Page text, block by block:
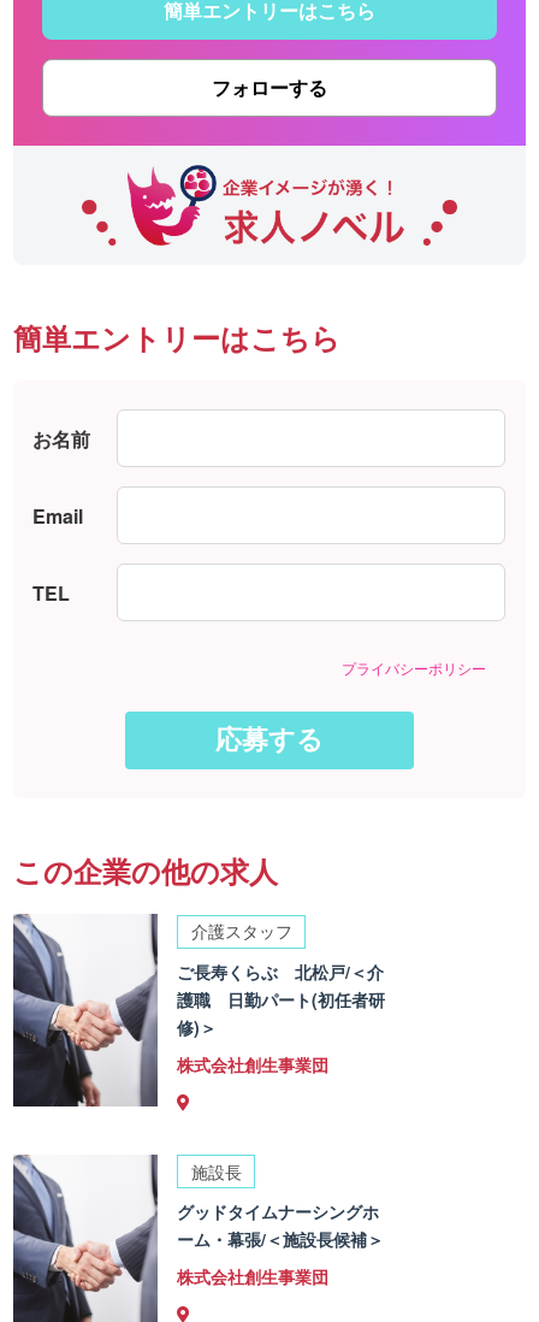
簡単エントリーはこちら
フォローする
簡単エントリーはこちら
お名前
Email
TEL
プライバシーポリシー
この企業の他の求人
介護スタッフ
ご長寿くらぶ 北松戸/＜介
護職 日勤パート(初任者研
修)＞
株式会社創生事業団
施設長
グッドタイムナーシングホ
ーム・幕張/＜施設長候補＞
株式会社創生事業団